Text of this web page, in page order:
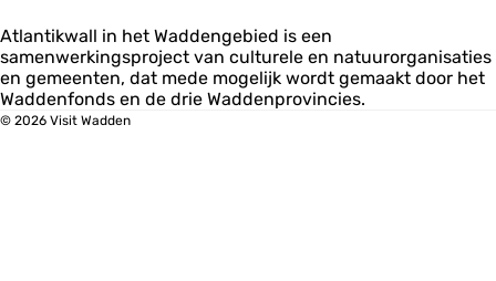
Atlantikwall in het Waddengebied is een
samenwerkingsproject van culturele en natuurorganisaties
en gemeenten, dat mede mogelijk wordt gemaakt door het
Waddenfonds en de drie Waddenprovincies.
© 2026 Visit Wadden